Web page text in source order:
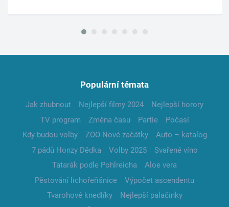
Populární témata
Jak zhubnout Nejlepší filmy 2024
Nejlepší horory
TV program
Změna času Partie
Počasí
Kdy budou volby
ZOO Nové začátky
Auto – katalog
7 pádů Honzy Dědka
Volby 2025
Svařené víno
Tatarák podle Pohlreicha
Aloe vera
Pěstování lichořeřišnice
Výpočet ascendentu
Tvarohové knedlíky
Nejlepší palačinky